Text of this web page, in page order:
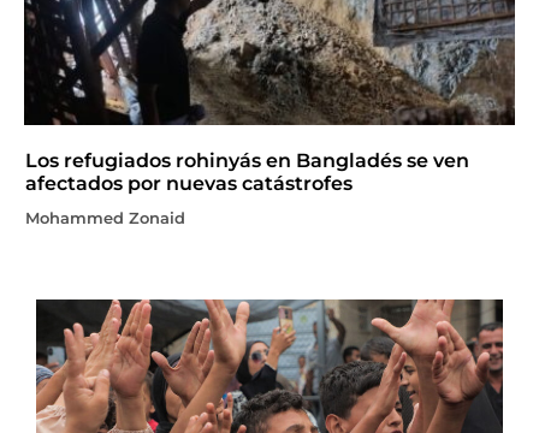
Los refugiados rohinyás en Bangladés se ven
afectados por nuevas catástrofes
Mohammed Zonaid